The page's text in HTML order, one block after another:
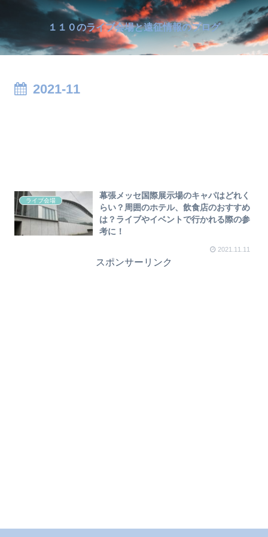
１１０のライブ会場と遠征情報のブログ
2021-11
ライブ会場
幕張メッセ国際展示場のキャパはどれく
らい？周囲のホテル、飲食店のおすすめ
は？ライブやイベントで行かれる際の参
考に！
2021.11.11
スポンサーリンク